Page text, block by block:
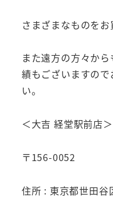
さまざまなものをお
また遠方の方々か
績もございますの
い。
＜大吉 経堂駅前店＞
〒156-0052
住所 : 東京都世田